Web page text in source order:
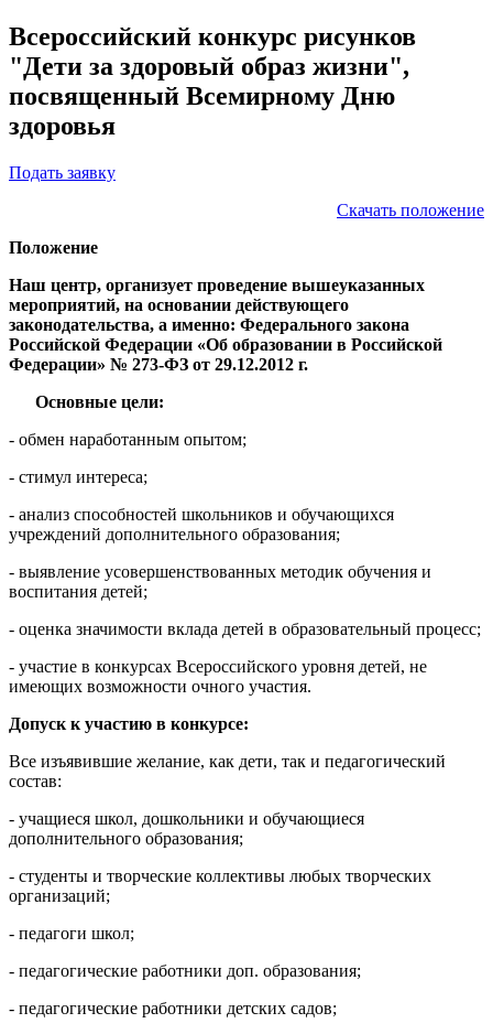
Всероссийский конкурс рисунков
"Дети за здоровый образ жизни",
посвященный Всемирному Дню
здоровья
Подать заявку
Скачать положение
Положение
Наш центр, организует проведение вышеуказанных
мероприятий, на основании действующего
законодательства, а именно: Федерального закона
Российской Федерации «Об образовании в Российской
Федерации» № 273-ФЗ от 29.12.2012 г.
Основные цели:
- обмен наработанным опытом;
- стимул интереса;
- анализ способностей школьников и обучающихся
учреждений дополнительного образования;
- выявление усовершенствованных методик обучения и
воспитания детей;
- оценка значимости вклада детей в образовательный процесс;
- участие в конкурсах Всероссийского уровня детей, не
имеющих возможности очного участия.
Допуск к участию в конкурсе:
Все изъявившие желание, как дети, так и педагогический
состав:
- учащиеся школ, дошкольники и обучающиеся
дополнительного образования;
- студенты и творческие коллективы любых творческих
организаций;
- педагоги школ;
- педагогические работники доп. образования;
- педагогические работники детских садов;